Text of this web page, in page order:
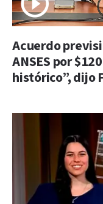
Acuerdo
ANSES por
histórico”, dijo